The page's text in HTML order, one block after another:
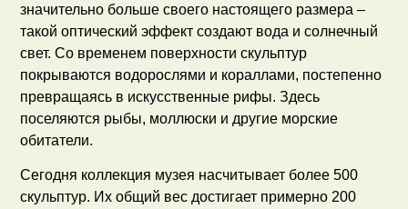
значительно больше своего настоящего размера –
такой оптический эффект создают вода и солнечный
свет. Со временем поверхности скульптур
покрываются водорослями и кораллами, постепенно
превращаясь в искусственные рифы. Здесь
поселяются рыбы, моллюски и другие морские
обитатели.
Сегодня коллекция музея насчитывает более 500
скульптур. Их общий вес достигает примерно 200